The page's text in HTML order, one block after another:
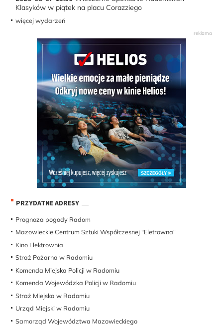
Klasyków w piątek na placu Corazziego
więcej wydarzeń
PRZYDATNE ADRESY
Prognoza pogody Radom
Mazowieckie Centrum Sztuki Współczesnej "Eletrowna"
Kino Elektrownia
Straż Pożarna w Radomiu
Komenda Miejska Policji w Radomiu
Komenda Wojewódzka Policji w Radomiu
Straż Miejska w Radomiu
Urząd Miejski w Radomiu
Samorząd Województwa Mazowieckiego